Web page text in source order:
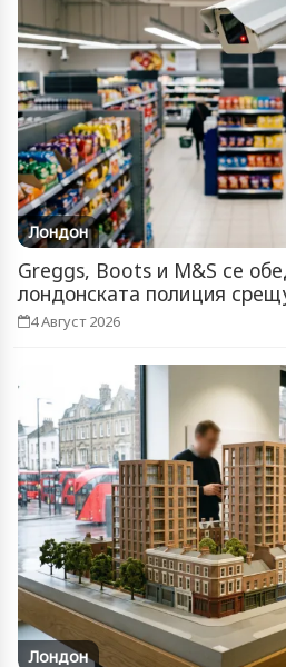
Лондон
Greggs, Boots и M&S се
лондонската полиция
4 Август 2026
Лондон